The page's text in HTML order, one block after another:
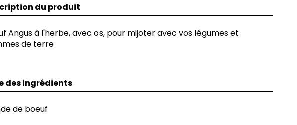
du produit
Angus à l'herbe, avec os, pour mijoter avec vos légumes et
de terre
des ingrédients
de boeuf